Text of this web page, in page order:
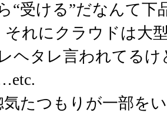
“受ける”だなんて
それにクラウドは大
ヘタレ言われてる
たつもりが一部を